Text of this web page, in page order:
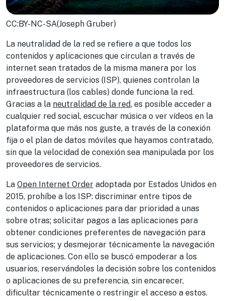
CC:BY-NC-SA(Joseph Gruber)
La neutralidad de la red se refiere a que todos los
contenidos y aplicaciones que circulan a través de
internet sean tratados de la misma manera por los
proveedores de servicios (ISP), quienes controlan la
infraestructura (los cables) donde funciona la red.
Gracias a la neutralidad de la red, es posible acceder a
cualquier red social, escuchar música o ver vídeos en la
plataforma que más nos guste, a través de la conexión
fija o el plan de datos móviles que hayamos contratado,
sin que la velocidad de conexión sea manipulada por los
proveedores de servicios.
La Open Internet Order adoptada por Estados Unidos en
2015, prohíbe a los ISP: discriminar entre tipos de
contenidos o aplicaciones para dar prioridad a unas
sobre otras; solicitar pagos a las aplicaciones para
obtener condiciones preferentes de navegación para
sus servicios; y desmejorar técnicamente la navegación
de aplicaciones. Con ello se buscó empoderar a los
usuarios, reservándoles la decisión sobre los contenidos
o aplicaciones de su preferencia, sin encarecer,
dificultar técnicamente o restringir el acceso a estos.